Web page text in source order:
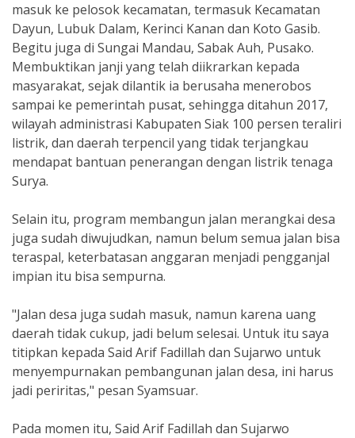
masuk ke pelosok kecamatan, termasuk Kecamatan
Dayun, Lubuk Dalam, Kerinci Kanan dan Koto Gasib.
Begitu juga di Sungai Mandau, Sabak Auh, Pusako.
Membuktikan janji yang telah diikrarkan kepada
masyarakat, sejak dilantik ia berusaha menerobos
sampai ke pemerintah pusat, sehingga ditahun 2017,
wilayah administrasi Kabupaten Siak 100 persen teraliri
listrik, dan daerah terpencil yang tidak terjangkau
mendapat bantuan penerangan dengan listrik tenaga
Surya.
Selain itu, program membangun jalan merangkai desa
juga sudah diwujudkan, namun belum semua jalan bisa
teraspal, keterbatasan anggaran menjadi pengganjal
impian itu bisa sempurna.
"Jalan desa juga sudah masuk, namun karena uang
daerah tidak cukup, jadi belum selesai. Untuk itu saya
titipkan kepada Said Arif Fadillah dan Sujarwo untuk
menyempurnakan pembangunan jalan desa, ini harus
jadi periritas," pesan Syamsuar.
Pada momen itu, Said Arif Fadillah dan Sujarwo